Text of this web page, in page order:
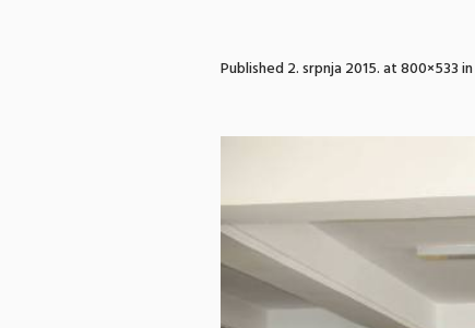
Published2. srpnja 2015.at 800×533 in